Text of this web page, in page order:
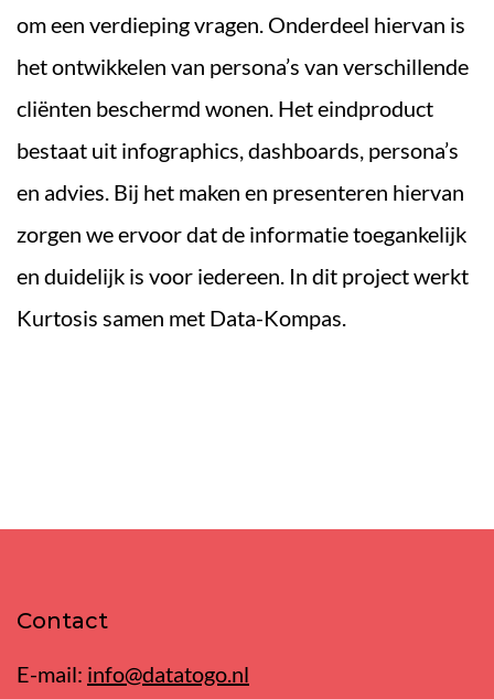
om een verdieping vragen. Onderdeel hiervan is
het ontwikkelen van persona’s van verschillende
cliënten beschermd wonen. Het eindproduct
bestaat uit infographics, dashboards, persona’s
en advies. Bij het maken en presenteren hiervan
zorgen we ervoor dat de informatie toegankelijk
en duidelijk is voor iedereen. In dit project werkt
Kurtosis samen met Data-Kompas.
Contact
E-mail: info@datatogo.nl